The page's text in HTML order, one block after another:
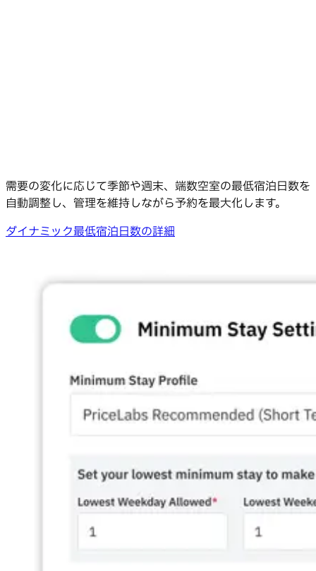
需要の変化に応じて季節や週末、端数空室の最低宿泊日数を
自動調整し、管理を維持しながら予約を最大化します。
ダイナミック最低宿泊日数の詳細